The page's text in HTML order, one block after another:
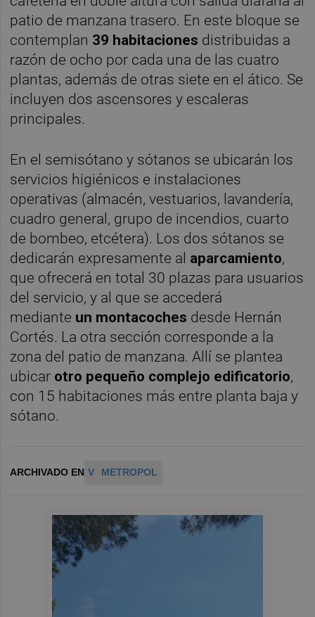
patio de manzana trasero. En este bloque se
contemplan 39 habitaciones distribuidas a
razón de ocho por cada una de las cuatro
plantas, además de otras siete en el ático. Se
incluyen dos ascensores y escaleras
principales.
En el semisótano y sótanos se ubicarán los
servicios higiénicos e instalaciones
operativas (almacén, vestuarios, lavandería,
cuadro general, grupo de incendios, cuarto
de bombeo, etcétera). Los dos sótanos se
dedicarán expresamente al aparcamiento,
que ofrecerá en total 30 plazas para usuarios
del servicio, y al que se accederá
mediante un montacoches desde Hernán
Cortés. La otra sección corresponde a la
zona del patio de manzana. Allí se plantea
ubicar otro pequeño complejo edificatorio,
con 15 habitaciones más entre planta baja y
sótano.
ARCHIVADO EN V METROPOL